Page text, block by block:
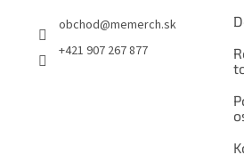
obchod@memerch.sk
+421 907 267 877